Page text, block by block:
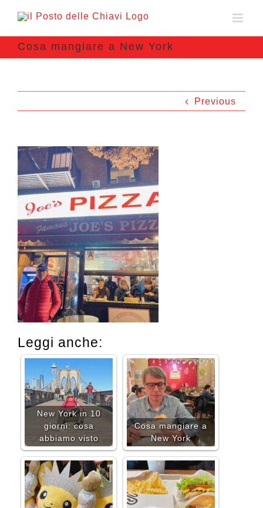
Cosa mangiare a New York
Previous
Leggi anche:
New York in 10
giorni: cosa
abbiamo visto
Cosa mangiare a
New York